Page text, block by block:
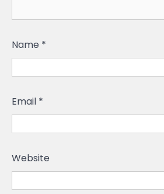
Name *
Email *
Website